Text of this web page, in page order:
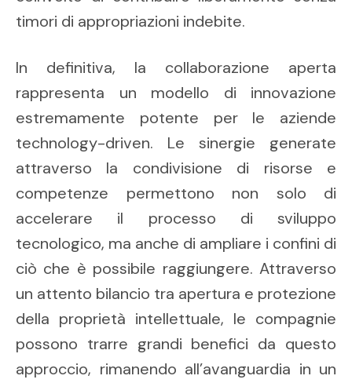
timori di appropriazioni indebite.
In definitiva, la collaborazione aperta
rappresenta un modello di innovazione
estremamente potente per le aziende
technology-driven. Le sinergie generate
attraverso la condivisione di risorse e
competenze permettono non solo di
accelerare il processo di sviluppo
tecnologico, ma anche di ampliare i confini di
ciò che è possibile raggiungere. Attraverso
un attento bilancio tra apertura e protezione
della proprietà intellettuale, le compagnie
possono trarre grandi benefici da questo
approccio, rimanendo all’avanguardia in un